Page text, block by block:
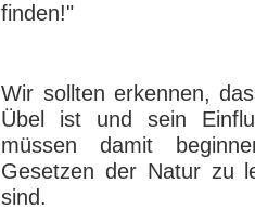
finden!"
Wir sollten erkennen,
Übel ist und sein
müssen damit
Gesetzen der Natur zu
sind.